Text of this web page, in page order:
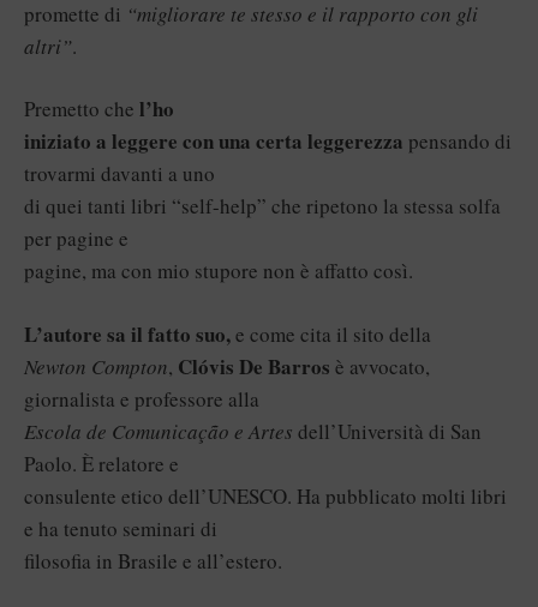
promette di “migliorare te stesso e il rapporto con gli
altri”.
Premetto che l’ho
iniziato a leggere con una certa leggerezza pensando di
trovarmi davanti a uno
di quei tanti libri “self-help” che ripetono la stessa solfa
per pagine e
pagine, ma con mio stupore non è affatto così.
L’autore sa il fatto suo,e come cita il sito della
Newton Compton, Clóvis De Barros è avvocato,
giornalista e professore alla
Escola de Comunicação e Artes dell’Università di San
Paolo. È relatore e
consulente etico dell’UNESCO. Ha pubblicato molti libri
e ha tenuto seminari di
filosofia in Brasile e all’estero.